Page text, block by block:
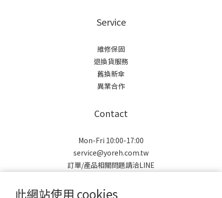
此網站使用 cookies
Service
維修保固
退換貨服務
舊換新傘
異業合作
Contact
Mon-Fri 10:00-17:00
service@yoreh.com.tw
訂單/產品相關問題請洽LINE